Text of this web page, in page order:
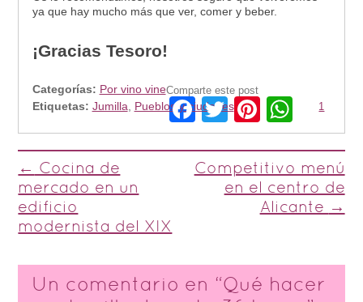
ya que hay mucho más que ver, comer y beber.
¡Gracias Tesoro!
Categorías: Por vino vine
Etiquetas: Jumilla Pueblos y ciudades
Comparte este post
Facebook
TwitterPinterest
1
Post navigation
←
Cocina de
mercado en un
edificio
modernista del XIX
Competitivo menú
en el centro de
Alicante
→
Un comentario en “Qué hacer